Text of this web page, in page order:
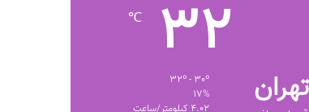
تهران
32
℃
17%
4.02 کیلومتر/ساعت